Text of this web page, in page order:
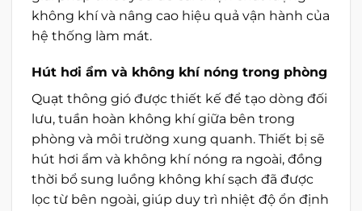
không khí và nâng cao hiệu quả vận hành của
hệ thống làm mát.
Hút hơi ẩm và không khí nóng trong phòng
Quạt thông gió được thiết kế để tạo dòng đối
lưu, tuần hoàn không khí giữa bên trong
phòng và môi trường xung quanh. Thiết bị sẽ
hút hơi ẩm và không khí nóng ra ngoài, đồng
thời bổ sung luồng không khí sạch đã được
lọc từ bên ngoài, giúp duy trì nhiệt độ ổn định